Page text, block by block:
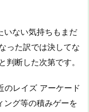
いない気持ちもまだ
った訳では決してな
断した次第です。
のレイズ アーケード
ング等の積みゲーを